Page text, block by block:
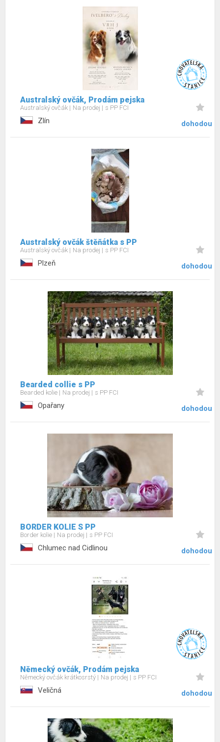
Australský ovčák, Prodám pejska
Australský ovčák Na prodej s PP FCI
Zlín dohodou
Australský ovčák štěňátka s PP
Australský ovčák Na prodej s PP FCI
Plzeň dohodou
Bearded collie s PP
Bearded kolie Na prodej s PP FCI
Opařany dohodou
BORDER KOLIE S PP
Border kolie Na prodej s PP FCI
Chlumec nad Cidlinou dohodou
Německý ovčák, Prodám pejska
Německý ovčák krátkosrstý Na prodej s PP FCI
Veličná dohodou